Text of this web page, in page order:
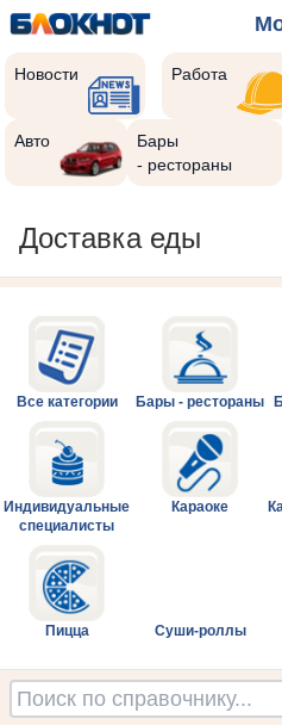
Новости Работа
Авто
Бары
- рестораны
Доставка еды
Все категории Бары - рестораны
Индивидуальные
специалисты
Караоке
Пицца Суши-роллы